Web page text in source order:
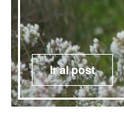
Ir al post